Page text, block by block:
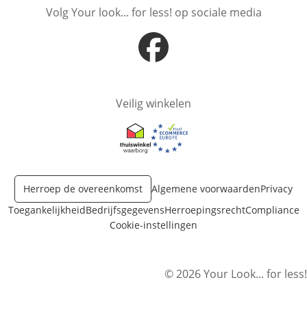
Volg Your look... for less! op sociale media
Opent in nieuw venster
Veilig winkelen
Opent in nieuw venster
Opent in nieuw venster
Herroep de overeenkomst Algemene voorwaardenPrivacy
ToegankelijkheidBedrijfsgegevensHerroepingsrechtCompliance
Cookie-instellingen
© 2026 Your Look... for less!